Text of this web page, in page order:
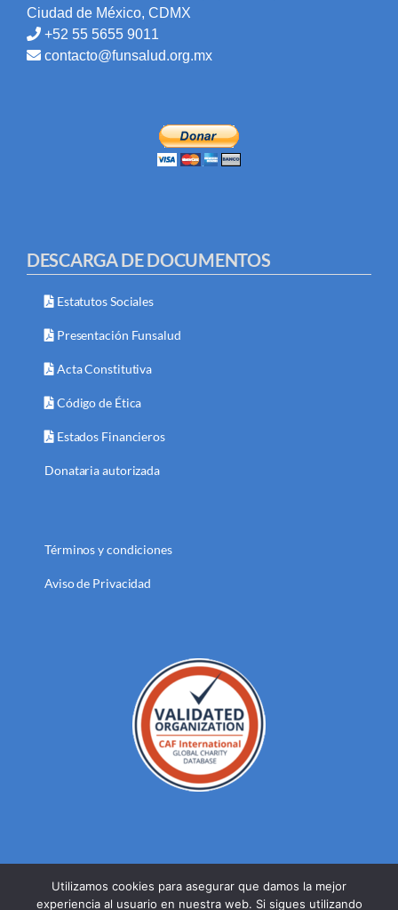
Ciudad de México, CDMX
+52 55 5655 9011
contacto@funsalud.org.mx
DESCARGA DE DOCUMENTOS
Estatutos Sociales
Presentación Funsalud
Acta Constitutiva
Código de Ética
Estados Financieros
Donataria autorizada
Términos y condiciones
Aviso de Privacidad
Utilizamos cookies para asegurar que damos la mejor
experiencia al usuario en nuestra web. Si sigues utilizando